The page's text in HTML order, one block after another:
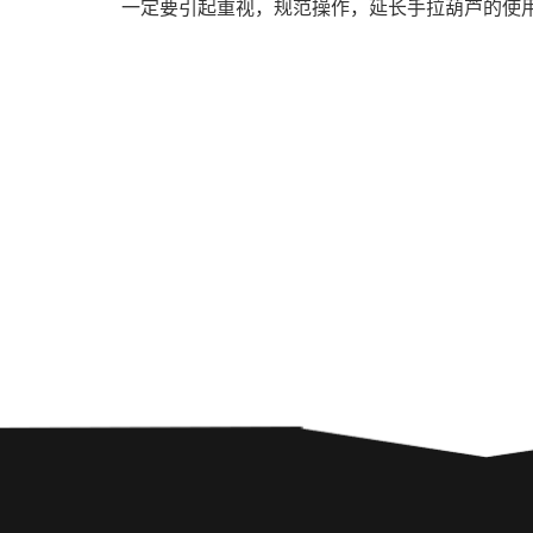
一定要引起重视，规范操作，延长手拉葫芦的使